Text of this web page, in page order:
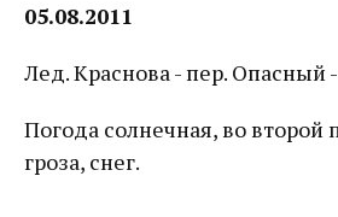
05.08.2011
Лед. Краснова - пер. Опасный
Погода солнечная, во второй
гроза, снег.